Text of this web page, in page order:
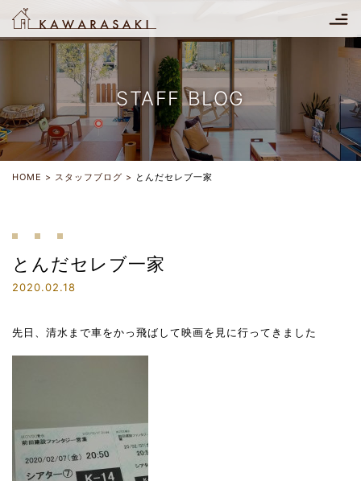
STAFF BLOG
HOME スタッフブログ とんだセレブ一家
とんだセレブ一家
2020.02.18
先日、清水まで車をかっ飛ばして映画を見に行ってきました